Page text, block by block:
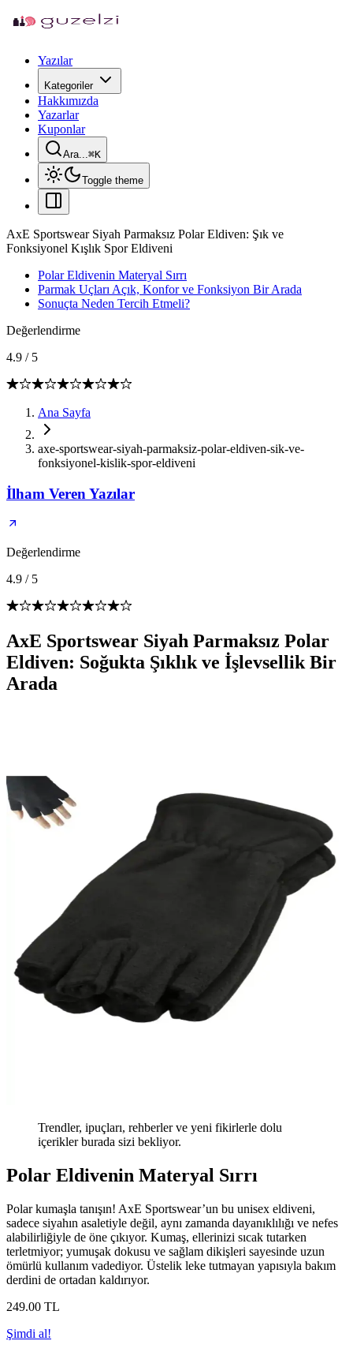
Yazılar
Kategoriler
Hakkımızda
Yazarlar
Kuponlar
Ara...⌘K
Toggle theme
AxE Sportswear Siyah Parmaksız Polar Eldiven: Şık ve
Fonksiyonel Kışlık Spor Eldiveni
Polar Eldivenin Materyal Sırrı
Parmak Uçları Açık, Konfor ve Fonksiyon Bir Arada
Sonuçta Neden Tercih Etmeli?
Değerlendirme
4.9 / 5
Ana Sayfa
axe-sportswear-siyah-parmaksiz-polar-eldiven-sik-ve-
fonksiyonel-kislik-spor-eldiveni
İlham Veren Yazılar
Değerlendirme
4.9 / 5
AxE Sportswear Siyah Parmaksız Polar
Eldiven: Soğukta Şıklık ve İşlevsellik Bir
Arada
Trendler, ipuçları, rehberler ve yeni fikirlerle dolu
içerikler burada sizi bekliyor.
Polar Eldivenin Materyal Sırrı
Polar kumaşla tanışın! AxE Sportswear’un bu unisex eldiveni,
sadece siyahın asaletiyle değil, aynı zamanda dayanıklılığı ve nefes
alabilirliğiyle de öne çıkıyor. Kumaş, ellerinizi sıcak tutarken
terletmiyor; yumuşak dokusu ve sağlam dikişleri sayesinde uzun
ömürlü kullanım vadediyor. Üstelik leke tutmayan yapısıyla bakım
derdini de ortadan kaldırıyor.
249.00 TL
Şimdi al!